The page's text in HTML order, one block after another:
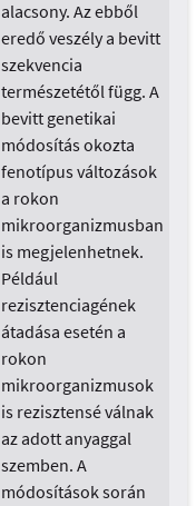
alacsony. Az ebből
eredő veszély a bevitt
szekvencia
természetétől függ. A
bevitt genetikai
módosítás okozta
fenotípus változások
a rokon
mikroorganizmusban
is megjelenhetnek.
Például
rezisztenciagének
átadása esetén a
rokon
mikroorganizmusok
is rezisztensé válnak
az adott anyaggal
szemben. A
módosítások során